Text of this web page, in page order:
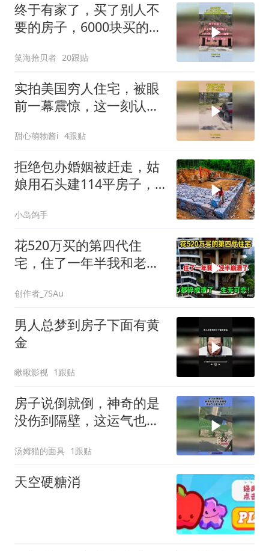
终于有家了，买了别人不
要的房子，6000块买的还
笑海拾贝者 20跟贴
实拍美国穷人住宅，被眼
前一幕震惊，这一刻认识
甜心萌物酱i 4跟贴
拒绝包办婚姻被赶走，姑
娘用石头建114平房子，
小岛鸽手
花520万买的第四代住
宅，住了一年半我和老公
创作者_7SAu
男人总梦到房子下面有黄
金
瞅瞅影视 1跟贴
房子说倒就倒，神奇的是
没伤到隔壁，这运气也是
汤姆猫的面具 1跟贴
天空硬糖消